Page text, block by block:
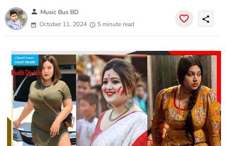
person Music Bus BD
October 11, 2024
5 minute read
share